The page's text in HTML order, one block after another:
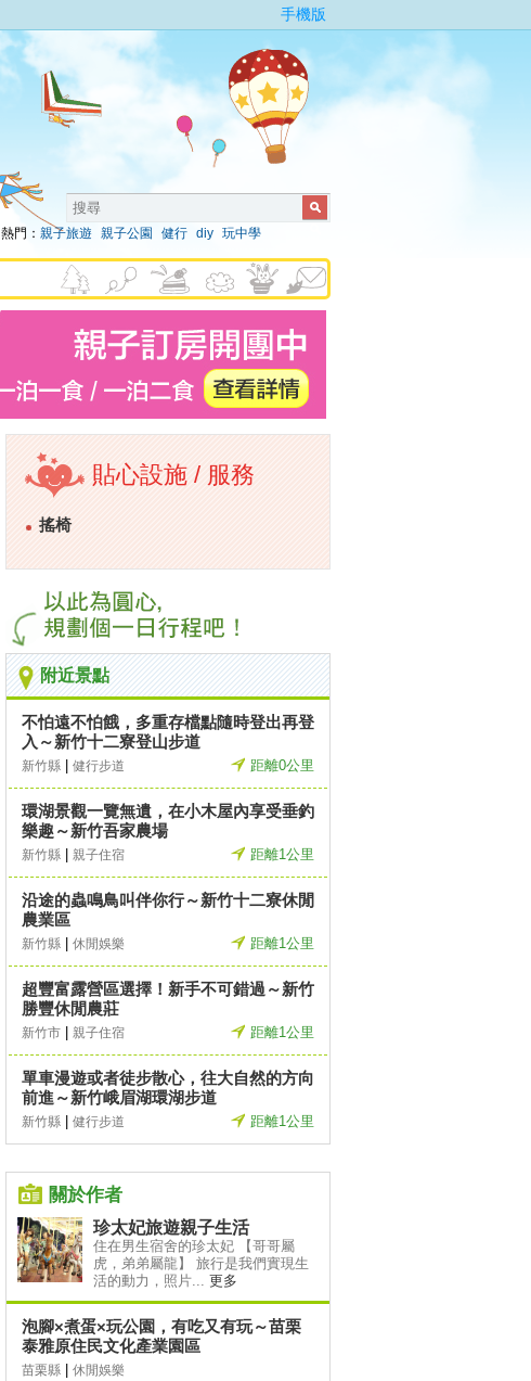
手機版
熱門： 親子旅遊 親子公園 健行 diy 玩中學
貼心設施 / 服務
搖椅
附近景點
不怕遠不怕餓，多重存檔點隨時登出再登
入～新竹十二寮登山步道
新竹縣 健行步道 距離0公里
環湖景觀一覽無遺，在小木屋內享受垂釣
樂趣～新竹吾家農場
新竹縣 親子住宿 距離1公里
沿途的蟲鳴鳥叫伴你行～新竹十二寮休閒
農業區
新竹縣 休閒娛樂 距離1公里
超豐富露營區選擇！新手不可錯過～新竹
勝豐休閒農莊
新竹市 親子住宿 距離1公里
單車漫遊或者徒步散心，往大自然的方向
前進～新竹峨眉湖環湖步道
新竹縣 健行步道 距離1公里
關於作者
珍太妃旅遊親子生活
住在男生宿舍的珍太妃 【哥哥屬
虎，弟弟屬龍】 旅行是我們實現生
活的動力，照片... 更多
泡腳×煮蛋×玩公園，有吃又有玩～苗栗
泰雅原住民文化產業園區
苗栗縣 休閒娛樂